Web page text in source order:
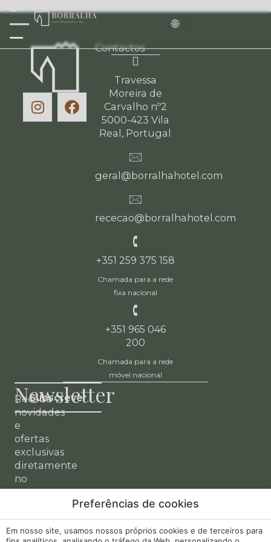
Contactos
Travessa
Moreira de
Carvalho nº2
5000-423 Vila
Real, Portugal
geral@borralhahotel.com
rececao@borralhahotel.com
+351 259 375 158
Chamada para a rede
fixa nacional
+351 965 046
200
Chamada para a rede
móvel nacional
Newsletter
Receba
novidades
e
ofertas
exclusivas
diretamente
no
seu
Subscrever
A minha
Desenvolvido
Preferências de cookies
Em nosso site, usamos nossos próprios cookies e de terceiros para